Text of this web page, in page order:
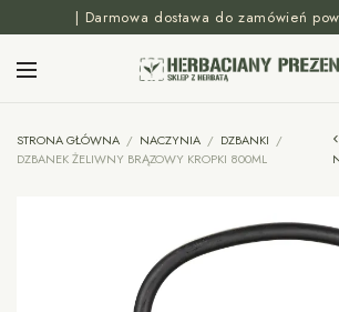
| Darmowa dostawa do zamówień
STRONA GŁÓWNA / NACZYNIA / DZBANKI /
DZBANEK ŻELIWNY BRĄZOWY KROPKI 800ML